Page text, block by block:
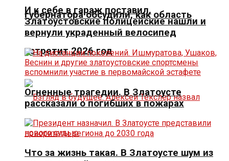
губернатора обсудили, как область
встретит 2026 год
И к себе в гараж поставил.
Златоустовские полицейские нашли и
вернули украденный велосипед
Огненные трагедии. В Златоусте
рассказали о погибших в пожарах
Что за жизнь такая. В Златоусте шум из